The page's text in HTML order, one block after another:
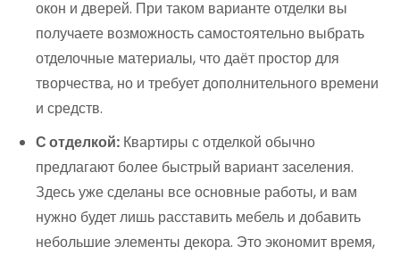
окон и дверей. При таком варианте отделки вы
получаете возможность самостоятельно выбрать
отделочные материалы, что даёт простор для
творчества, но и требует дополнительного времени
и средств.
С отделкой: Квартиры с отделкой обычно
предлагают более быстрый вариант заселения.
Здесь уже сделаны все основные работы, и вам
нужно будет лишь расставить мебель и добавить
небольшие элементы декора. Это экономит время,